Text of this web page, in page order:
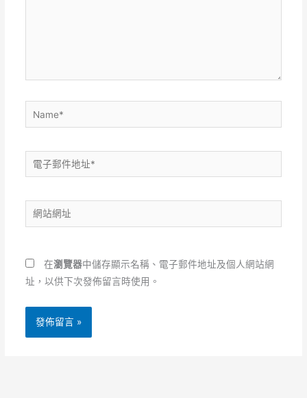
Name*
電
子
件
地
*
網
站
址
在瀏覽器中儲存顯示名稱、電子郵件地址及個人網站網
址，以供下次發佈留言時使用。